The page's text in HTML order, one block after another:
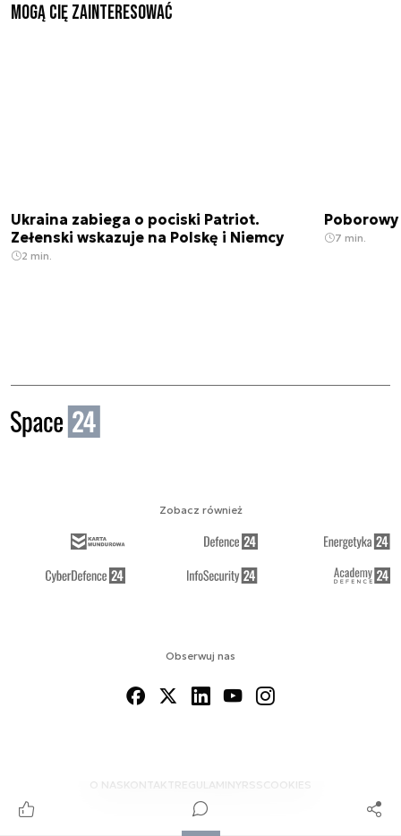
Mogą Cię zainteresować
Ukraina zabiega o pociski Patriot.
Zełenski wskazuje na Polskę i Niemcy
2 min.
Poborowy
7 min.
Obserwuj nas
O NAS KONTAKTREGULAMINYRSS COOKIES
Zobacz również